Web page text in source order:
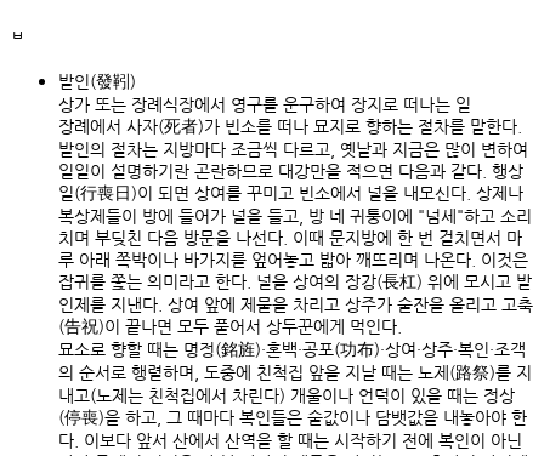
ㅂ
발인(發靷)
상가 또는 장례식장에서 영구를 운구하여 장지로 떠나는 일
장례에서 사자(死者)가 빈소를 떠나 묘지로 향하는 절차를 말한다.
발인의 절차는 지방마다 조금씩 다르고, 옛날과 지금은 많이 변하여
일일이 설명하기란 곤란하므로 대강만을 적으면 다음과 같다. 행상
일(行喪日)이 되면 상여를 꾸미고 빈소에서 널을 내모신다. 상제나
복상제들이 방에 들어가 널을 들고, 방 네 귀퉁이에 "넘세"하고 소리
치며 부딪친 다음 방문을 나선다. 이때 문지방에 한 번 걸치면서 마
루 아래 쪽박이나 바가지를 엎어놓고 밟아 깨뜨리며 나온다. 이것은
잡귀를 쫓는 의미라고 한다. 널을 상여의 장강(長杠) 위에 모시고 발
인제를 지낸다. 상여 앞에 제물을 차리고 상주가 술잔을 올리고 고축
(告祝)이 끝나면 모두 풀어서 상두꾼에게 먹인다.
묘소로 향할 때는 명정(銘旌)·혼백·공포(功布)·상여·상주·복인·조객
의 순서로 행렬하며, 도중에 친척집 앞을 지날 때는 노제(路祭)를 지
내고(노제는 친척집에서 차린다) 개울이나 언덕이 있을 때는 정상
(停喪)을 하고, 그 때마다 복인들은 술값이나 담뱃값을 내놓아야 한
다. 이보다 앞서 산에서 산역을 할 때는 시작하기 전에 복인이 아닌